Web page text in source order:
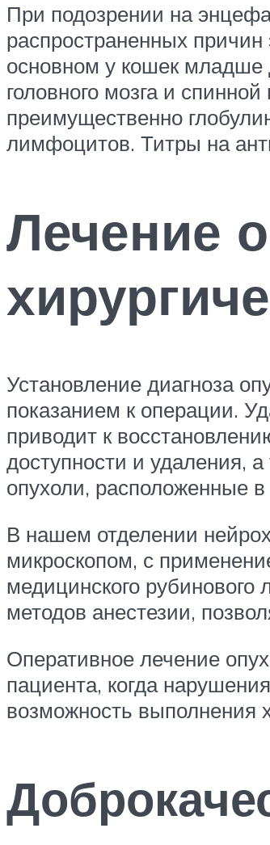
При подозрении на
распространенных
основном у кошек младше
головного мозга и
преимущественно
лимфоцитов. Титры на
Лечение
Установление диагноза
показанием к операции.
приводит к
доступности и удаления,
опухоли, расположенные
В нашем отделении
микроскопом, с
медицинского
методов анестезии,
Оперативное лечение
пациента, когда
возможность выполнения